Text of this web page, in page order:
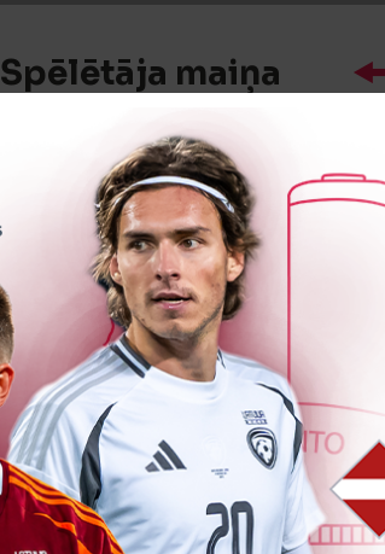
Spēlētāja maiņa
Spēlētāja maiņa
Spēlētāja maiņa